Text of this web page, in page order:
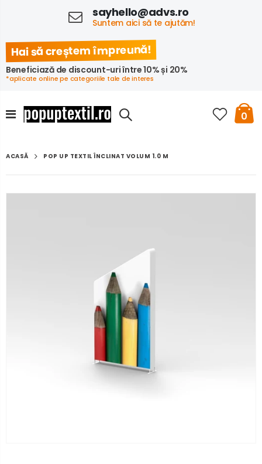
sayhello@advs.ro
Suntem aici să te ajutăm!
Hai să creștem împreună!
Beneficiază de discount-uri între 10% și 20%
*aplicate online pe categoriile tale de interes
0
ACASĂ POP UP TEXTIL ÎNCLINAT VOLUM 1.0 M